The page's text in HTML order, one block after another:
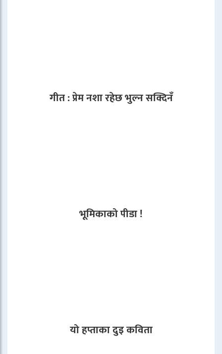
गीत : प्रेम नशा रहेछ भुल्न सक्दिनँ
भूमिकाको पीडा !
यो हप्ताका दुइ कविता